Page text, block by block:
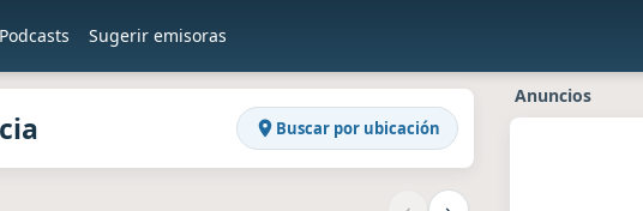
Podcasts Sugerir emisoras
en Raddios
Buscar por ubicación
Anuncios